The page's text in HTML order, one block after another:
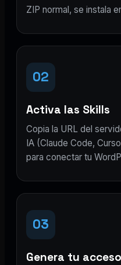
ZIP normal, se instala
02
Activa las Skills
Copia la URL del
IA (Claude Code,
para conectar tu
03
Genera tu acceso